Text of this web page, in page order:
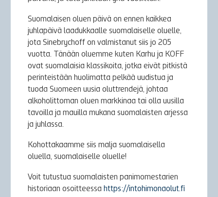
Suomalaisen oluen päivä on ennen kaikkea
juhlapäivä laadukkaalle suomalaiselle oluelle,
jota Sinebrychoff on valmistanut siis jo 205
vuotta. Tänään oluemme kuten Karhu ja KOFF
ovat suomalaisia klassikoita, jotka eivät pitkistä
perinteistään huolimatta pelkää uudistua ja
tuoda Suomeen uusia oluttrendejä, johtaa
alkoholittoman oluen markkinaa tai olla uusilla
tavoilla ja mauilla mukana suomalaisten arjessa
ja juhlassa.
Kohottakaamme siis malja suomalaisella
oluella, suomalaiselle oluelle!
Voit tutustua suomalaisten panimomestarien
historiaan osoitteessa https://intohimonaolut.fi